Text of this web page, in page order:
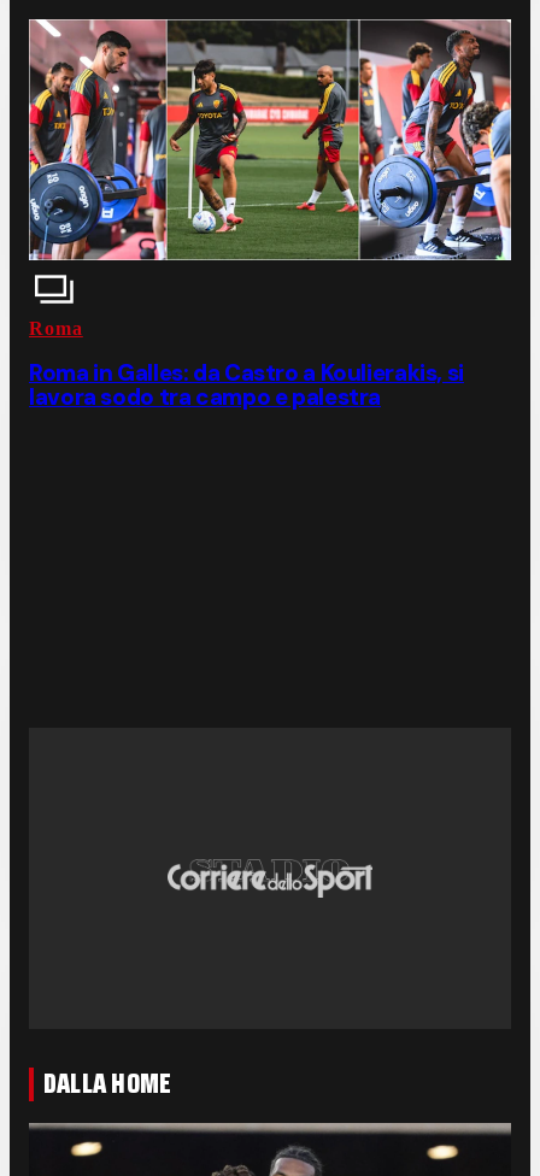
Roma
Roma in Galles: da Castro a Koulierakis, si
lavora sodo tra campo e palestra
DALLA HOME